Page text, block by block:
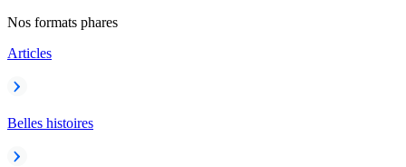
Nos formats phares
Articles
Belles histoires